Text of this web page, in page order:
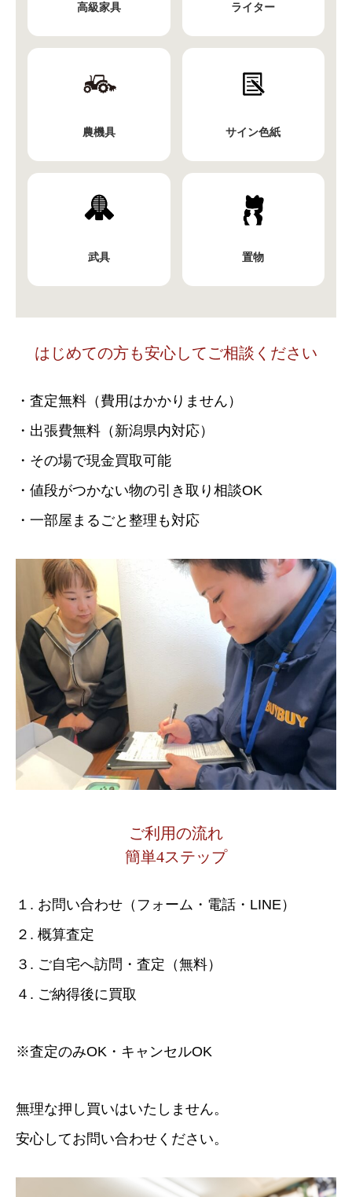
高級家具 ライター
農機具 サイン色紙
武具 置物
はじめての方も安心してご相談ください
・査定無料（費用はかかりません）
・出張費無料（新潟県内対応）
・その場で現金買取可能
・値段がつかない物の引き取り相談OK
・一部屋まるごと整理も対応
ご利用の流れ
簡単4ステップ
１. お問い合わせ（フォーム・電話・LINE）
２. 概算査定
３. ご自宅へ訪問・査定（無料）
４. ご納得後に買取
※査定のみOK・キャンセルOK
無理な押し買いはいたしません。
安心してお問い合わせください。